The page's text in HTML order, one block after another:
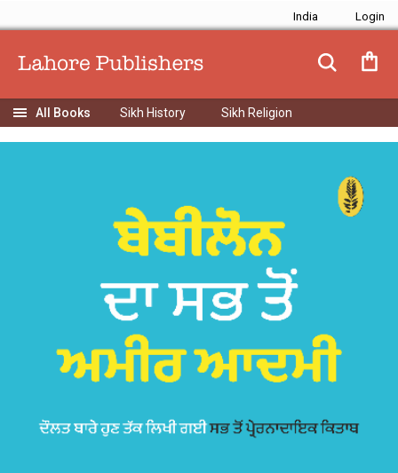
India
Sikh History Sikh Religion